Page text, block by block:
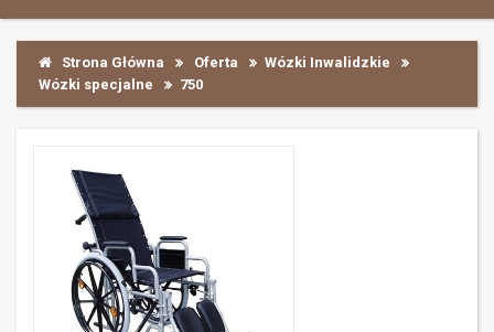
Strona Główna Oferta
Wózki Inwalidzkie
Wózki specjalne
750